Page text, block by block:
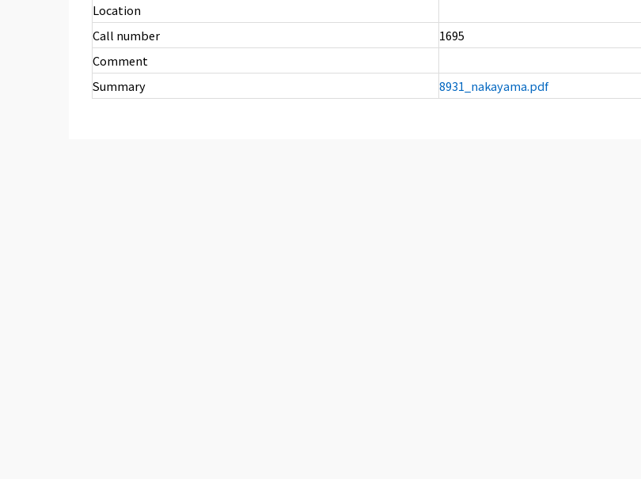
Location
Call number
1695
Comment
Summary
8931_nakayama.pdf